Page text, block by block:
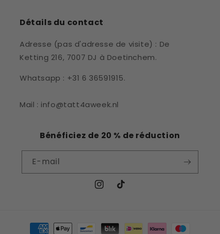
Détails du contact
Adresse (pas d'adresse de visite) : De
Ketting 216, 7007 DJ à Doetinchem.
Whatsapp : +31 6 36591915.
Mail : info@tatt4aweek.nl
Bénéficiez de 20 % de réduction
E-mail
Instagram
TikTok
Moyens